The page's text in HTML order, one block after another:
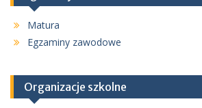
Matura
Egzaminy zawodowe
Organizacje szkolne